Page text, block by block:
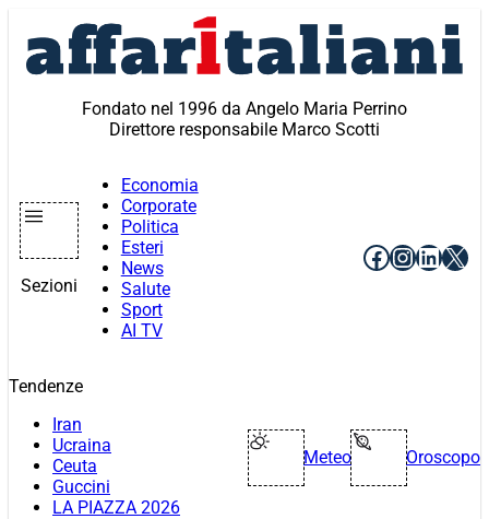
contenuto
Fondato nel 1996 da Angelo Maria Perrino
Direttore responsabile Marco Scotti
Sezioni
Economia
Corporate
Politica
Esteri
News
Salute
Sport
AI TV
Facebook
X
Tendenze
Iran
Ucraina
Ceuta
Guccini
LA PIAZZA 2026
Meteo Oroscopo